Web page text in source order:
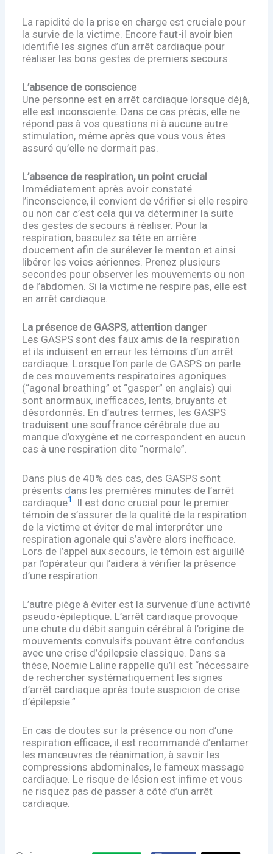
La rapidité de la prise en charge est cruciale pour
la survie de la victime. Encore faut-il avoir bien
identifié les signes d’un arrêt cardiaque pour
réaliser les bons gestes de premiers secours.
L’absence de conscience
Une personne est en arrêt cardiaque lorsque déjà,
elle est inconsciente. Dans ce cas précis, elle ne
répond pas à vos questions ni à aucune autre
stimulation, même après que vous vous êtes
assuré qu’elle ne dormait pas.
L’absence de respiration, un point crucial
Immédiatement après avoir constaté
l’inconscience, il convient de vérifier si elle respire
ou non car c’est cela qui va déterminer la suite
des gestes de secours à réaliser. Pour la
respiration, basculez sa tête en arrière
doucement afin de surélever le menton et ainsi
libérer les voies aériennes. Prenez plusieurs
secondes pour observer les mouvements ou non
de l’abdomen. Si la victime ne respire pas, elle est
en arrêt cardiaque.
La présence de GASPS, attention danger
Les GASPS sont des faux amis de la respiration
et ils induisent en erreur les témoins d’un arrêt
cardiaque. Lorsque l’on parle de GASPS on parle
de ces mouvements respiratoires agoniques
(“agonal breathing” et “gasper” en anglais) qui
sont anormaux, inefficaces, lents, bruyants et
désordonnés. En d’autres termes, les GASPS
traduisent une souffrance cérébrale due au
manque d’oxygène et ne correspondent en aucun
cas à une respiration dite “normale”.
Dans plus de 40% des cas, des GASPS sont
présents dans les premières minutes de l’arrêt
cardiaque1
. Il est donc crucial pour le premier
témoin de s’assurer de la qualité de la respiration
de la victime et éviter de mal interpréter une
respiration agonale qui s’avère alors inefficace.
Lors de l’appel aux secours, le témoin est aiguillé
par l’opérateur qui l’aidera à vérifier la présence
d’une respiration.
L’autre piège à éviter est la survenue d’une activité
pseudo-épileptique. L’arrêt cardiaque provoque
une chute du débit sanguin cérébral à l’origine de
mouvements convulsifs pouvant être confondus
avec une crise d’épilepsie classique. Dans sa
thèse, Noëmie Laline rappelle qu’il est “nécessaire
de rechercher systématiquement les signes
d’arrêt cardiaque après toute suspicion de crise
d’épilepsie.”
En cas de doutes sur la présence ou non d’une
respiration efficace, il est recommandé d’entamer
les manœuvres de réanimation, à savoir les
compressions abdominales, le fameux massage
cardiaque. Le risque de lésion est infime et vous
ne risquez pas de passer à côté d’un arrêt
cardiaque.